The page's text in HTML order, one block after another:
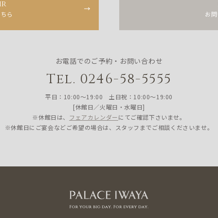
ら お
お電話でのご予約・お問い合わせ
Tel. 0246-58-5555
平日：10:00〜19:00 土日祝：10:00〜19:00
[休館日／火曜日・水曜日]
※休館日は、 フェアカレンダーにてご確認下さいませ。
※休館日にご宴会などご希望の場合は、スタッフまでご相談くださいませ。